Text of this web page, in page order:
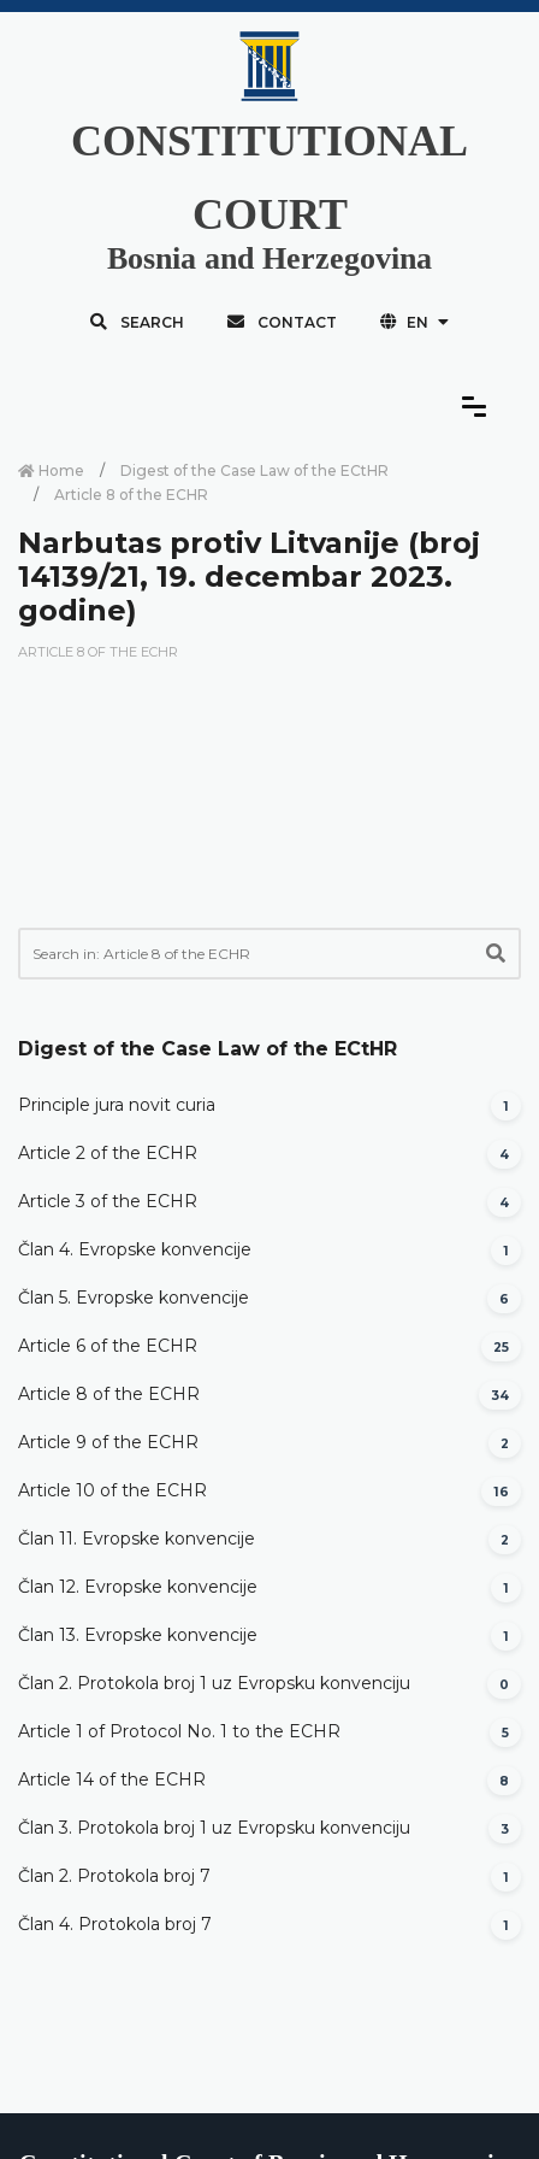
CONSTITUTIONAL
COURT
Bosnia and Herzegovina
SEARCH CONTACT EN
Home
Digest of the Case Law of the ECtHR
Article 8 of the ECHR
Narbutas protiv Litvanije (broj
14139/21, 19. decembar 2023.
godine)
ARTICLE 8 OF THE ECHR
Digest of the Case Law of the ECtHR
Principle jura novit curia 1
Article 2 of the ECHR 4
Article 3 of the ECHR 4
Član 4. Evropske konvencije 1
Član 5. Evropske konvencije 6
Article 6 of the ECHR 25
Article 8 of the ECHR 34
Article 9 of the ECHR 2
Article 10 of the ECHR 16
Član 11. Evropske konvencije 2
Član 12. Evropske konvencije 1
Član 13. Evropske konvencije 1
Član 2. Protokola broj 1 uz Evropsku konvenciju 0
Article 1 of Protocol No. 1 to the ECHR 5
Article 14 of the ECHR 8
Član 3. Protokola broj 1 uz Evropsku konvenciju 3
Član 2. Protokola broj 7 1
Član 4. Protokola broj 7 1